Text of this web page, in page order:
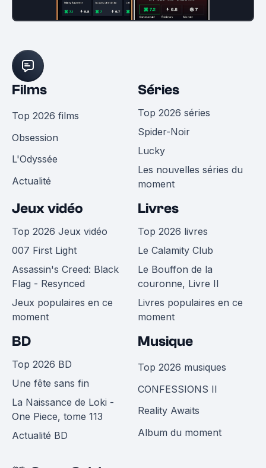
Films
Top 2026 films
Obsession
L'Odyssée
Actualité
Séries
Top 2026 séries
Spider-Noir
Lucky
Les nouvelles séries du
moment
Jeux vidéo
Top 2026 Jeux vidéo
007 First Light
Assassin's Creed: Black
Flag - Resynced
Jeux populaires en ce
moment
Livres
Top 2026 livres
Le Calamity Club
Le Bouffon de la
couronne, Livre II
Livres populaires en ce
moment
BD
Top 2026 BD
Une fête sans fin
La Naissance de Loki -
One Piece, tome 113
Actualité BD
Musique
Top 2026 musiques
CONFESSIONS II
Reality Awaits
Album du moment